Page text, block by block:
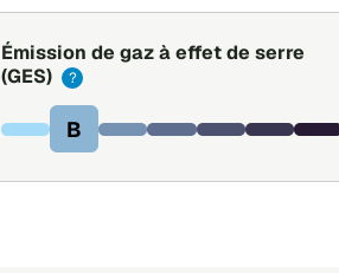
Émission de gaz à effet de serre
(GES)
?
B